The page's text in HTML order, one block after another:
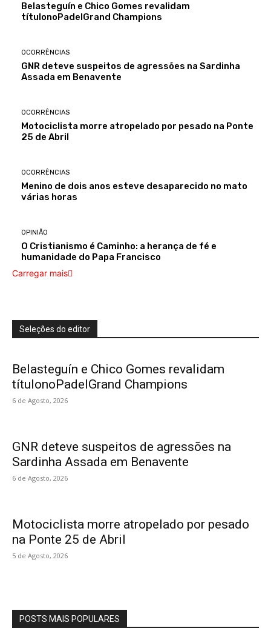
Belasteguín e Chico Gomes revalidam
títulonoPadelGrand Champions
OCORRÊNCIAS
GNR deteve suspeitos de agressões na Sardinha
Assada em Benavente
OCORRÊNCIAS
Motociclista morre atropelado por pesado na Ponte
25 de Abril
OCORRÊNCIAS
Menino de dois anos esteve desaparecido no mato
várias horas
OPINIÃO
O Cristianismo é Caminho: a herança de fé e
humanidade do Papa Francisco
Carregar mais
Seleções do editor
Belasteguín e Chico Gomes revalidam
títulonoPadelGrand Champions
6 de Agosto, 2026
GNR deteve suspeitos de agressões na
Sardinha Assada em Benavente
6 de Agosto, 2026
Motociclista morre atropelado por pesado
na Ponte 25 de Abril
5 de Agosto, 2026
POSTS MAIS POPULARES